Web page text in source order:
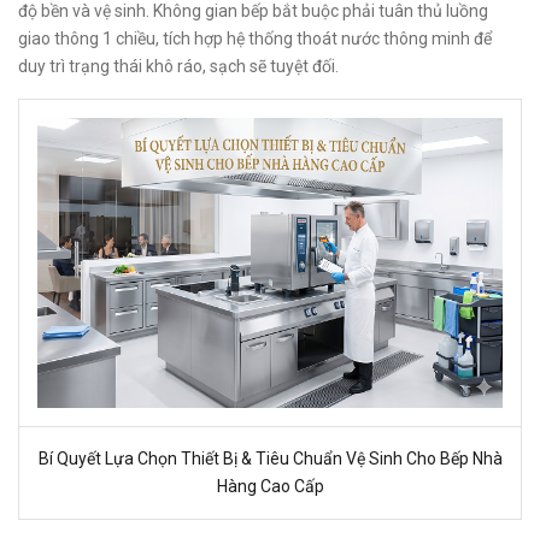
độ bền và vệ sinh. Không gian bếp bắt buộc phải tuân thủ luồng
giao thông 1 chiều, tích hợp hệ thống thoát nước thông minh để
duy trì trạng thái khô ráo, sạch sẽ tuyệt đối.
Bí Quyết Lựa Chọn Thiết Bị & Tiêu Chuẩn Vệ Sinh Cho Bếp Nhà
Hàng Cao Cấp